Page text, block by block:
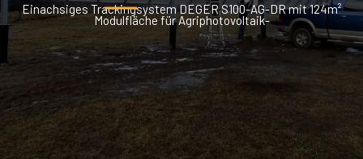
Einachsiges Trackingsystem DEGER S100-AG-DR mit 124m²
Modulfläche für Agriphotovoltaik-